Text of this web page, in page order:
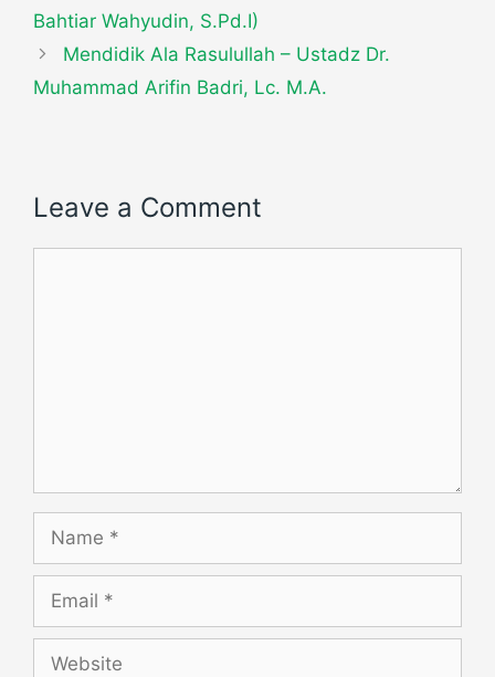
Bahtiar Wahyudin, S.Pd.I)
Mendidik Ala Rasulullah – Ustadz Dr.
Muhammad Arifin Badri, Lc. M.A.
Leave a Comment
Name
Email
Website